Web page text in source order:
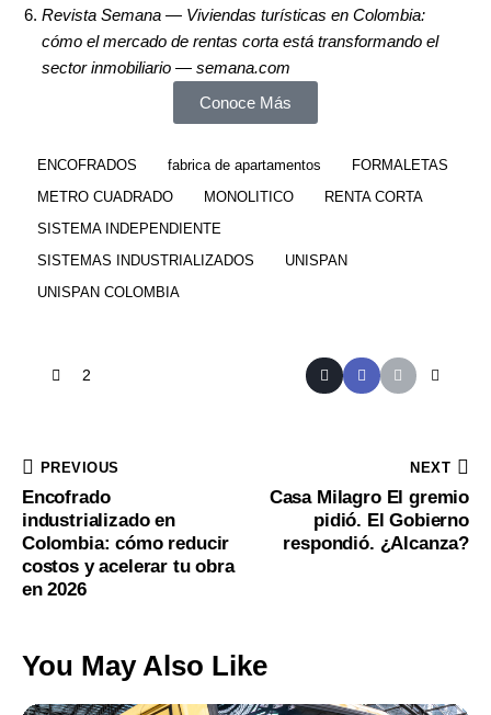
Revista Semana — Viviendas turísticas en Colombia:
cómo el mercado de rentas corta está transformando el
sector inmobiliario — semana.com
Conoce Más
ENCOFRADOS fabrica de apartamentos
FORMALETAS
METRO CUADRADO
MONOLITICO
RENTA CORTA
SISTEMA INDEPENDIENTE
SISTEMAS INDUSTRIALIZADOS
UNISPAN
UNISPAN COLOMBIA
2
PREVIOUS
Encofrado
industrializado en
Colombia: cómo reducir
costos y acelerar tu obra
en 2026
NEXT
Casa Milagro El gremio
pidió. El Gobierno
respondió. ¿Alcanza?
You May Also Like